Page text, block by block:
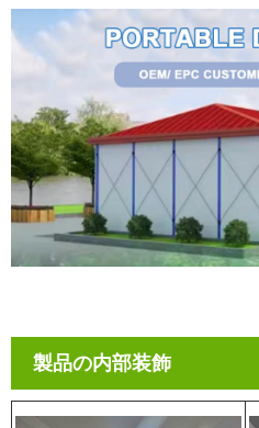
製品の内部装飾